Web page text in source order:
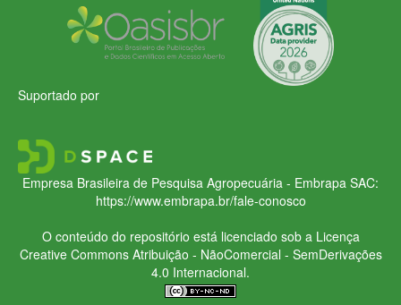
Suportado por
Empresa Brasileira de Pesquisa Agropecuária - Embrapa SAC:
https://www.embrapa.br/fale-conosco
O conteúdo do repositório está licenciado sob a Licença
Creative CommonsAtribuição - NãoComercial - SemDerivações
4.0 Internacional.